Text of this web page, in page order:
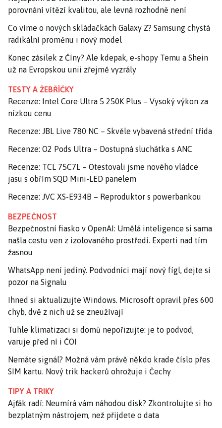
porovnání vítězí kvalitou, ale levná rozhodně není
Co víme o nových skládačkách Galaxy Z? Samsung chystá
radikální proměnu i nový model
Konec zásilek z Číny? Ale kdepak, e-shopy Temu a Shein
už na Evropskou unii zřejmě vyzrály
TESTY A ŽEBŘÍČKY
Recenze: Intel Core Ultra 5 250K Plus – Vysoký výkon za
nízkou cenu
Recenze: JBL Live 780 NC – Skvěle vybavená střední třída
Recenze: O2 Pods Ultra – Dostupná sluchátka s ANC
Recenze: TCL 75C7L – Otestovali jsme nového vládce
jasu s obřím SQD Mini-LED panelem
Recenze: JVC XS-E934B – Reproduktor s powerbankou
BEZPEČNOST
Bezpečnostní fiasko v OpenAI: Umělá inteligence si sama
našla cestu ven z izolovaného prostředí. Experti nad tím
žasnou
WhatsApp není jediný. Podvodníci mají nový fígl, dejte si
pozor na Signalu
Ihned si aktualizujte Windows. Microsoft opravil přes 600
chyb, dvě z nich už se zneužívají
Tuhle klimatizaci si domů nepořizujte: je to podvod,
varuje před ní i ČOI
Nemáte signál? Možná vám právě někdo krade číslo přes
SIM kartu. Nový trik hackerů ohrožuje i Čechy
TIPY A TRIKY
Ajťák radí: Neumírá vám náhodou disk? Zkontrolujte si ho
bezplatným nástrojem, než přijdete o data